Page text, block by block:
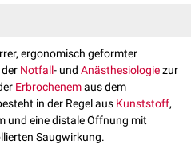
ergonomisch geformter
Notfall- und Anästhesiologiezur
Erbrochenemaus dem
in der Regel aus Kunststoff,
und eine distale Öffnung mit
Saugwirkung.